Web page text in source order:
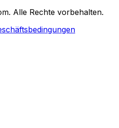
Alle Rechte vorbehalten.